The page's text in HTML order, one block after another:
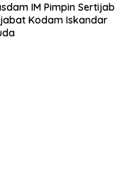
IM Pimpin Sertijab
Kodam Iskandar